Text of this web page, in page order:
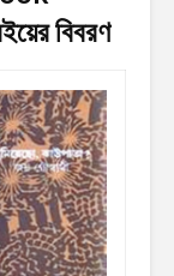
বিবরণ